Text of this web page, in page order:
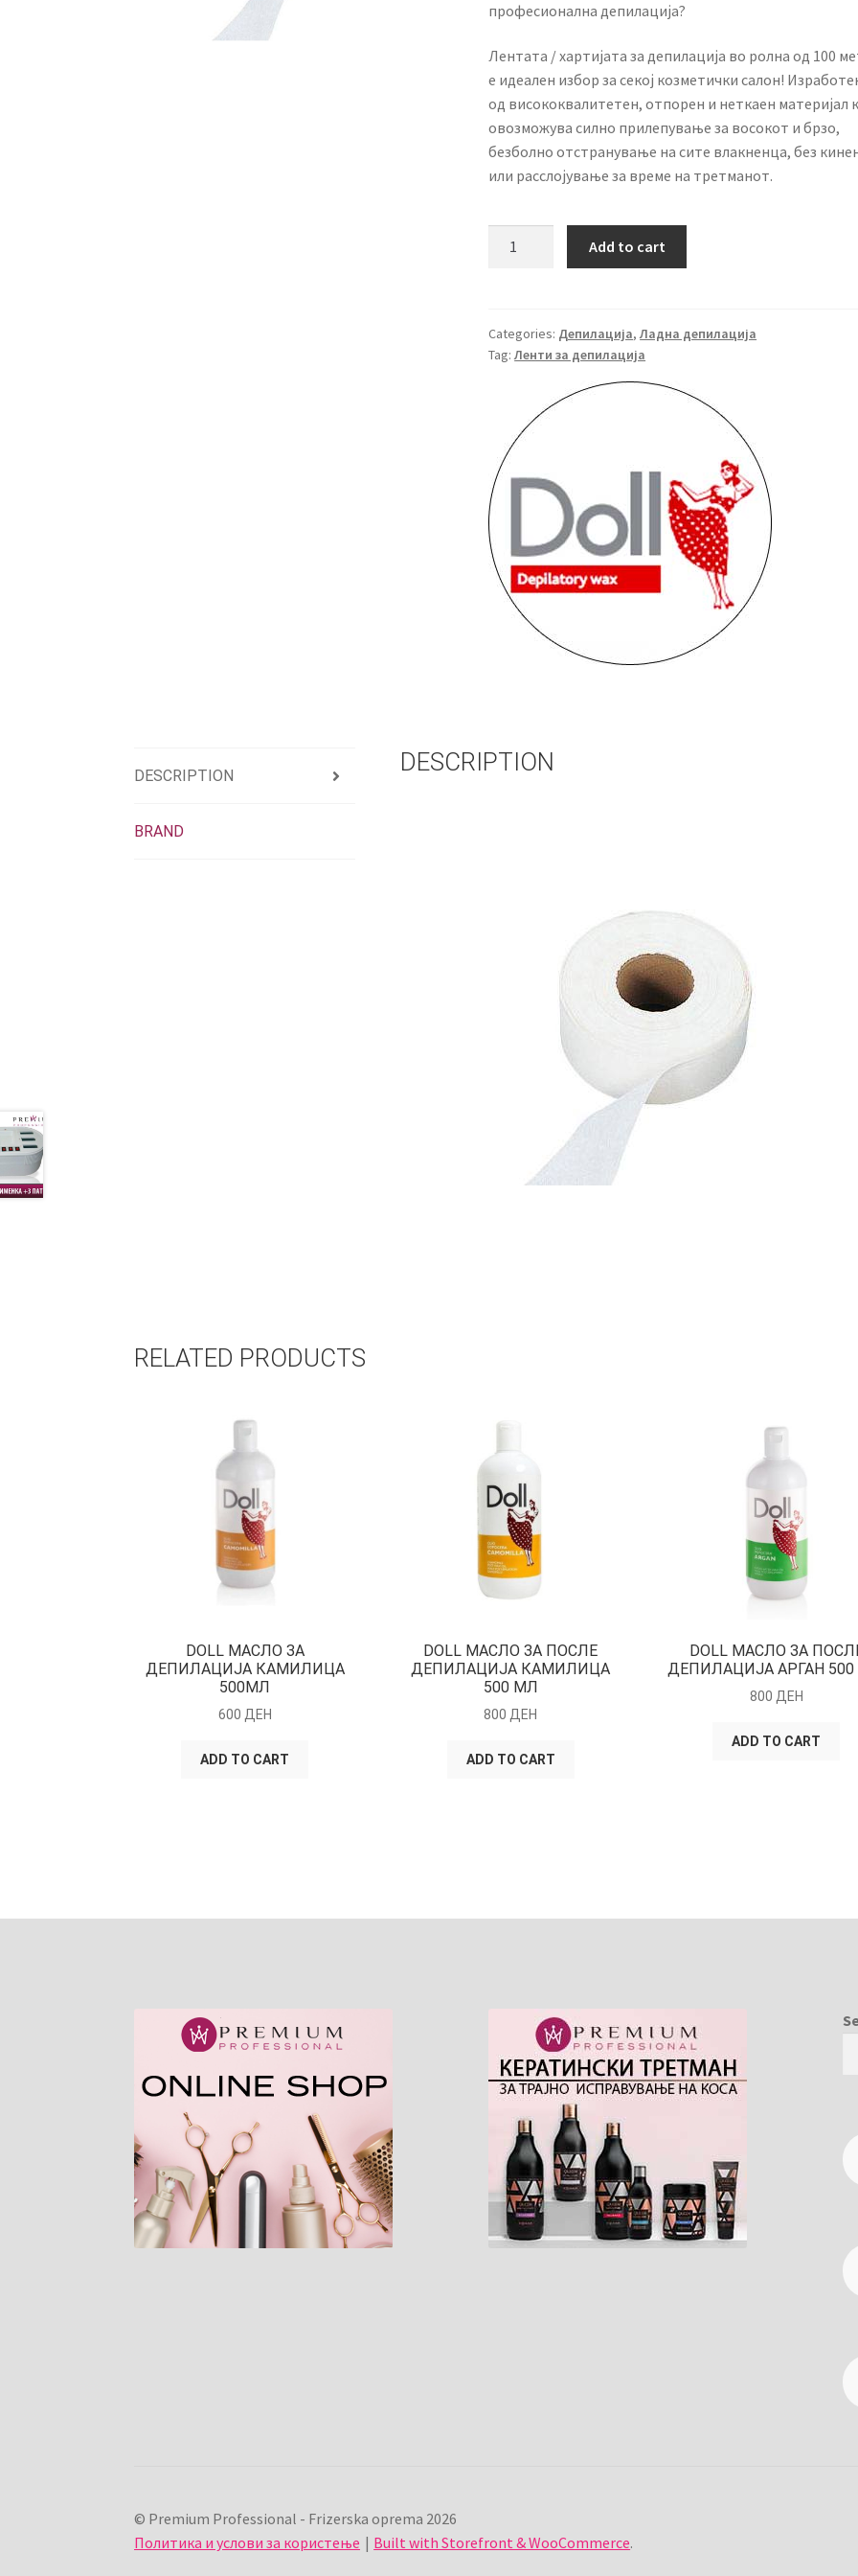
професионална депилација?
Лентата / хартијата за депилација во ролна од 100
е идеален избор за секој козметички салон!
од висококвалитетен, отпорен и неткаен материјал
овозможува силно прилепување за восокот и брзо,
безболно отстранување на сите влакненца, без
или расслојување за време на третманот.
метри
quantity
Add to cart
Categories: Депилација,Ладна депилација
Tag:Ленти за депилација
DESCRIPTION
BRAND
DESCRIPTION
RELATED PRODUCTS
DOLL МАСЛО ЗА
ДЕПИЛАЦИЈА КАМИЛИЦА
500МЛ
600 ДЕН
ADD TO CART
DOLL МАСЛО ЗА ПОСЛЕ
ДЕПИЛАЦИЈА КАМИЛИЦА
500 МЛ
800ДЕН
ADD TO CART
DOLL МАСЛО ЗА
ДЕПИЛАЦИЈА АРГАН
800 ДЕН
ADD TO CART
© Premium Professional - Frizerska oprema 2026
Политика и услови за користење
Built with Storefront & WooCommerce.